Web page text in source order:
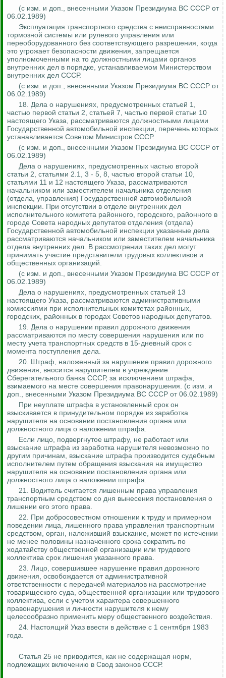
(с изм. и доп., внесенными Указом Президиума ВС СССР от
06.02.1989)
Эксплуатация транспортного средства с неисправностями
тормозной системы или рулевого управления или
переоборудованного без соответствующего разрешения, когда
это угрожает безопасности движения, запрещается
уполномоченными на то должностными лицами органов
внутренних дел в порядке, устанавливаемом Министерством
внутренних дел СССР.
(с изм. и доп., внесенными Указом Президиума ВС СССР от
06.02.1989)
18. Дела о нарушениях, предусмотренных статьей 1,
частью первой статьи 2, статьей 7, частью первой статьи 10
настоящего Указа, рассматриваются должностными лицами
Государственной автомобильной инспекции, перечень которых
устанавливается Советом Министров СССР.
(с изм. и доп., внесенными Указом Президиума ВС СССР от
06.02.1989)
Дела о нарушениях, предусмотренных частью второй
статьи 2, статьями 2.1, 3 - 5, 8, частью второй статьи 10,
статьями 11 и 12 настоящего Указа, рассматриваются
начальником или заместителем начальника отделения
(отдела, управления) Государственной автомобильной
инспекции. При отсутствии в отделе внутренних дел
исполнительного комитета районного, городского, районного в
городе Совета народных депутатов отделения (отдела)
Государственной автомобильной инспекции указанные дела
рассматриваются начальником или заместителем начальника
отдела внутренних дел. В рассмотрении таких дел могут
принимать участие представители трудовых коллективов и
общественных организаций.
(с изм. и доп., внесенными Указом Президиума ВС СССР от
06.02.1989)
Дела о нарушениях, предусмотренных статьей 13
настоящего Указа, рассматриваются административными
комиссиями при исполнительных комитетах районных,
городских, районных в городах Советов народных депутатов.
19. Дела о нарушении правил дорожного движения
рассматриваются по месту совершения нарушения или по
месту учета транспортных средств в 15-дневный срок с
момента поступления дела.
20. Штраф, наложенный за нарушение правил дорожного
движения, вносится нарушителем в учреждение
Сберегательного банка СССР, за исключением штрафа,
взимаемого на месте совершения правонарушения. (с изм. и
доп., внесенными Указом Президиума ВС СССР от 06.02.1989)
При неуплате штрафа в установленный срок он
взыскивается в принудительном порядке из заработка
нарушителя на основании постановления органа или
должностного лица о наложении штрафа.
Если лицо, подвергнутое штрафу, не работает или
взыскание штрафа из заработка нарушителя невозможно по
другим причинам, взыскание штрафа производится судебным
исполнителем путем обращения взыскания на имущество
нарушителя на основании постановления органа или
должностного лица о наложении штрафа.
21. Водитель считается лишенным права управления
транспортным средством со дня вынесения постановления о
лишении его этого права.
22. При добросовестном отношении к труду и примерном
поведении лица, лишенного права управления транспортным
средством, орган, наложивший взыскание, может по истечении
не менее половины назначенного срока сократить по
ходатайству общественной организации или трудового
коллектива срок лишения указанного права.
23. Лицо, совершившее нарушение правил дорожного
движения, освобождается от административной
ответственности с передачей материалов на рассмотрение
товарищеского суда, общественной организации или трудового
коллектива, если с учетом характера совершенного
правонарушения и личности нарушителя к нему
целесообразно применить меру общественного воздействия.
24. Настоящий Указ ввести в действие с 1 сентября 1983
года.
Статья 25 не приводится, как не содержащая норм,
подлежащих включению в Свод законов СССР.